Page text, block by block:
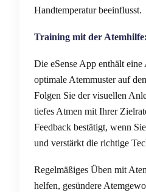
Handtemperatur beeinflusst.
Training mit der Atemhilfe:
Die eSense App enthält
optimale Atemmuster auf
Folgen Sie der visuellen
tiefes Atmen mit Ihrer
Feedback bestätigt, wenn
und verstärkt die richtige
Regelmäßiges Üben mit
helfen, gesündere